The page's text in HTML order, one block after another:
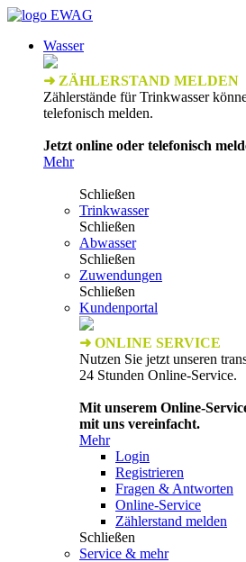
Wasser
➜ ZÄHLERSTAND MELDEN
Zählerstände für Trinkwasser
telefonisch melden.
Jetzt online oder telefonisch
Mehr
Schließen
Trinkwasser
Schließen
Abwasser
Schließen
Zuwendungen
Schließen
Kundenportal
➜ ONLINE SERVICE
Nutzen Sie jetzt unseren
24 Stunden Online-Service.
Mit unserem Online-
mit uns vereinfacht.
Mehr
Login
Registrieren
Fragen & Antworten
Online-Service
Zählerstand melden
Schließen
Service & mehr